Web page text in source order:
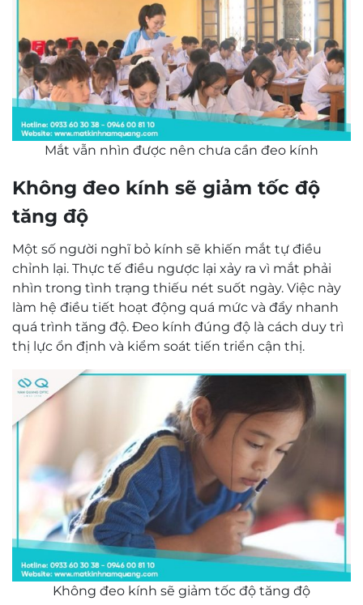
Mắt vẫn nhìn được nên chưa cần đeo kính
Không đeo kính sẽ giảm tốc độ
tăng độ
Một số người nghĩ bỏ kính sẽ khiến mắt tự điều
chỉnh lại. Thực tế điều ngược lại xảy ra vì mắt phải
nhìn trong tình trạng thiếu nét suốt ngày. Việc này
làm hệ điều tiết hoạt động quá mức và đẩy nhanh
quá trình tăng độ. Đeo kính đúng độ là cách duy trì
thị lực ổn định và kiểm soát tiến triển cận thị.
Không đeo kính sẽ giảm tốc độ tăng độ